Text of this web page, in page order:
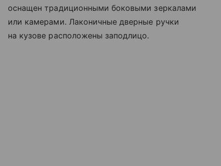
оснащен традиционными боковыми зеркалами
или камерами. Лаконичные дверные ручки
на кузове расположены заподлицо.